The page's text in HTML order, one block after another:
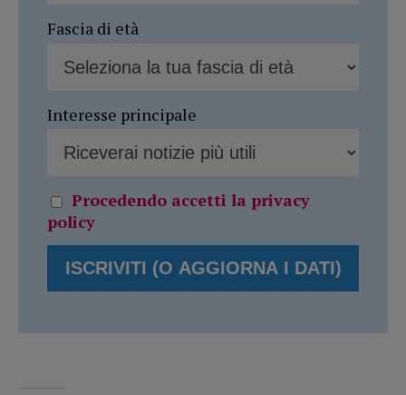
Fascia di età
Interesse principale
Procedendo accetti la privacy
policy